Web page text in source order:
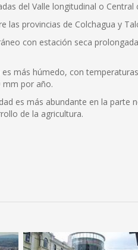
del Valle longitudinal o
las provincias de Colchagua y
con estación seca
más húmedo, con
mm por año.
es más abundante en la
de la agricultura.